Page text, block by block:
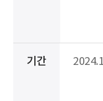
기간